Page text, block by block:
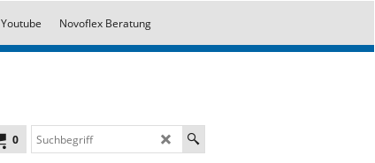
Youtube Novoflex Beratung
0